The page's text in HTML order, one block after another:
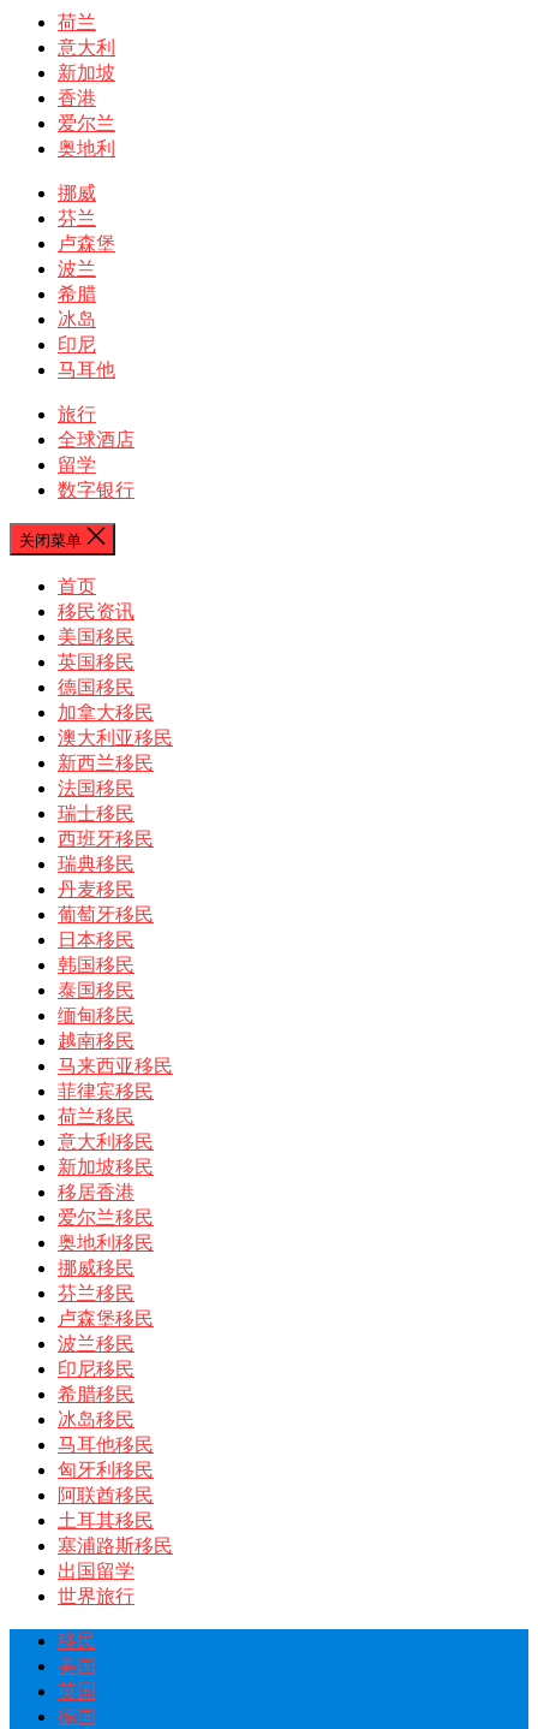
荷兰
意大利
新加坡
香港
爱尔兰
奥地利
挪威
芬兰
卢森堡
波兰
希腊
冰岛
印尼
马耳他
旅行
全球酒店
留学
数字银行
关闭菜单
首页
移民资讯
美国移民
英国移民
德国移民
加拿大移民
澳大利亚移民
新西兰移民
法国移民
瑞士移民
西班牙移民
瑞典移民
丹麦移民
葡萄牙移民
日本移民
韩国移民
泰国移民
缅甸移民
越南移民
马来西亚移民
菲律宾移民
荷兰移民
意大利移民
新加坡移民
移居香港
爱尔兰移民
奥地利移民
挪威移民
芬兰移民
卢森堡移民
波兰移民
印尼移民
希腊移民
冰岛移民
马耳他移民
匈牙利移民
阿联酋移民
土耳其移民
塞浦路斯移民
出国留学
世界旅行
移民
美国
英国
德国